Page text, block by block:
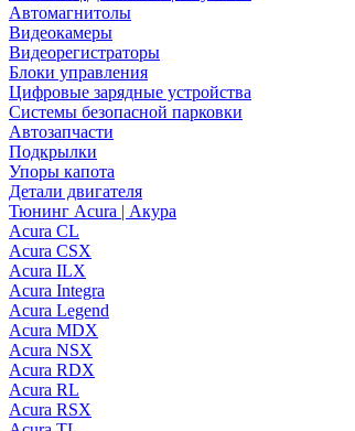
Автомагнитолы
Видеокамеры
Видеорегистраторы
Блоки управления
Цифровые зарядные устройства
Системы безопасной парковки
Автозапчасти
Подкрылки
Упоры капота
Детали двигателя
Тюнинг Acura | Акура
Acura CL
Acura CSX
Acura ILX
Acura Integra
Acura Legend
Acura MDX
Acura NSX
Acura RDX
Acura RL
Acura RSX